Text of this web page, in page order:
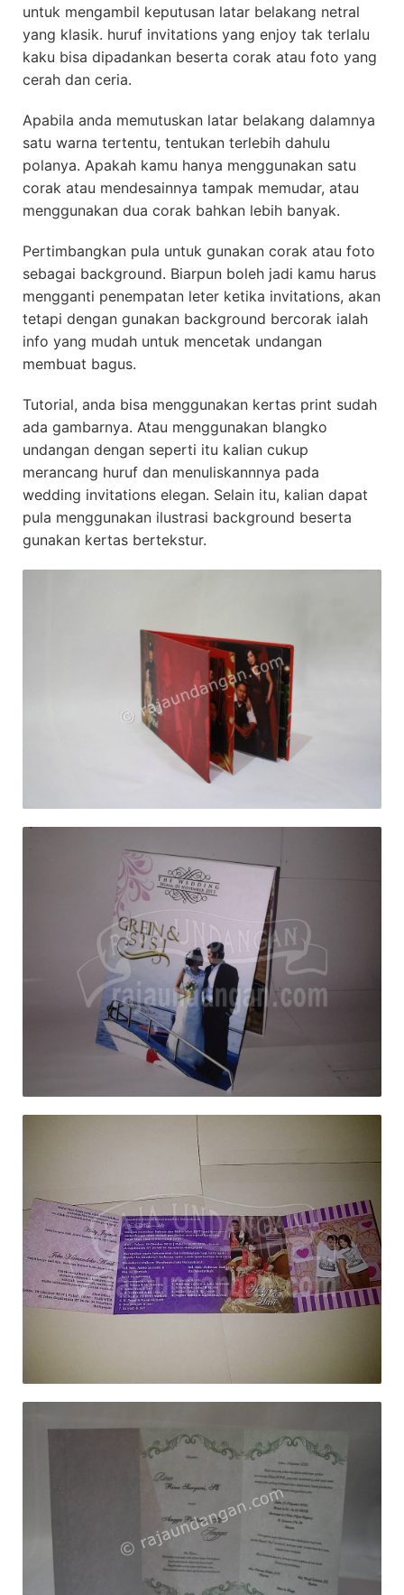
untuk mengambil keputusan latar belakang netral
yang klasik. huruf invitations yang enjoy tak terlalu
kaku bisa dipadankan beserta corak atau foto yang
cerah dan ceria.
Apabila anda memutuskan latar belakang dalamnya
satu warna tertentu, tentukan terlebih dahulu
polanya. Apakah kamu hanya menggunakan satu
corak atau mendesainnya tampak memudar, atau
menggunakan dua corak bahkan lebih banyak.
Pertimbangkan pula untuk gunakan corak atau foto
sebagai background. Biarpun boleh jadi kamu harus
mengganti penempatan leter ketika invitations, akan
tetapi dengan gunakan background bercorak ialah
info yang mudah untuk mencetak undangan
membuat bagus.
Tutorial, anda bisa menggunakan kertas print sudah
ada gambarnya. Atau menggunakan blangko
undangan dengan seperti itu kalian cukup
merancang huruf dan menuliskannnya pada
wedding invitations elegan. Selain itu, kalian dapat
pula menggunakan ilustrasi background beserta
gunakan kertas bertekstur.